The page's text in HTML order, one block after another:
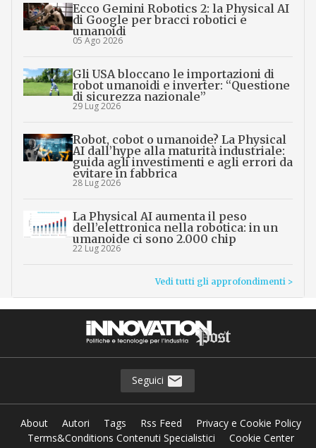
Ecco Gemini Robotics 2: la Physical AI
di Google per bracci robotici e
umanoidi
05 Ago 2026
Gli USA bloccano le importazioni di
robot umanoidi e inverter: “Questione
di sicurezza nazionale”
29 Lug 2026
Robot, cobot o umanoide? La Physical
AI dall’hype alla maturità industriale:
guida agli investimenti e agli errori da
evitare in fabbrica
28 Lug 2026
La Physical AI aumenta il peso
dell’elettronica nella robotica: in un
umanoide ci sono 2.000 chip
22 Lug 2026
Vedi tutti gli approfondimenti >
Seguici
About Autori Tags Rss Feed
Privacy e Cookie Policy
Terms&Conditions Contenuti Specialistici
Cookie Center